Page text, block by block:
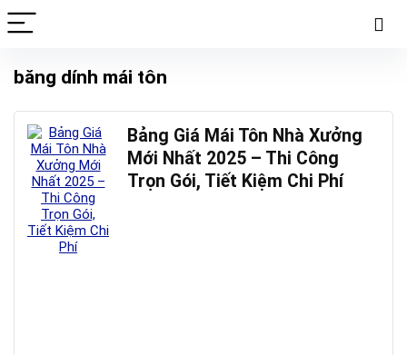
băng dính mái tôn
Bảng Giá Mái Tôn Nhà Xưởng
Mới Nhất 2025 – Thi Công
Trọn Gói, Tiết Kiệm Chi Phí